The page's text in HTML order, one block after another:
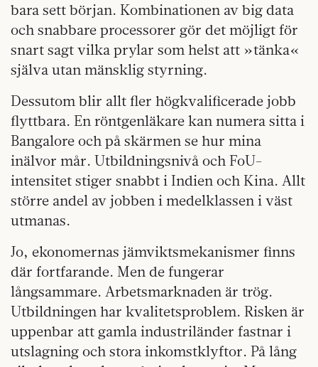
bara sett början. Kombinationen av big data
och snabbare processorer gör det möjligt för
snart sagt vilka prylar som helst att »tänka«
själva utan mänsklig styrning.
Dessutom blir allt fler högkvalificerade jobb
flyttbara. En röntgenläkare kan numera sitta i
Bangalore och på skärmen se hur mina
inälvor mår. Utbildningsnivå och FoU-
intensitet stiger snabbt i Indien och Kina. Allt
större andel av jobben i medelklassen i väst
utmanas.
Jo, ekonomernas jämviktsmekanismer finns
där fortfarande. Men de fungerar
långsammare. Arbetsmarknaden är trög.
Utbildningen har kvalitetsproblem. Risken är
uppenbar att gamla industriländer fastnar i
utslagning och stora inkomstklyftor. På lång